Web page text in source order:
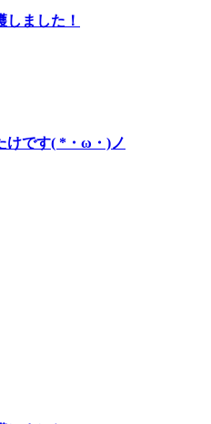
ました！
けです( *・ω・)ノ